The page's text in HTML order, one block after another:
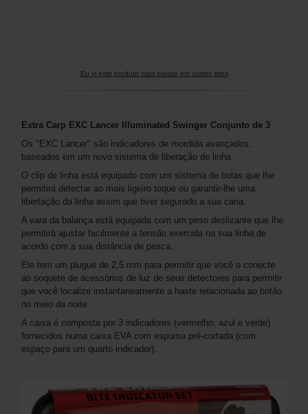
Eu vi este produto mais barato em outros sites
Extra Carp EXC Lancer Illuminated Swinger Conjunto de 3
Os "EXC Lancer" são indicadores de mordida avançados,
baseados em um novo sistema de liberação de linha.
O clip de linha está equipado com um sistema de bolas que lhe
permitirá detectar ao mais ligeiro toque ou garantir-lhe uma
libertação da linha assim que tiver segurado a sua cana.
A vara da balança está equipada com um peso deslizante que lhe
permitirá ajustar facilmente a tensão exercida na sua linha de
acordo com a sua distância de pesca.
Ele tem um plugue de 2,5 mm para permitir que você o conecte
ao soquete de acessórios de luz de seus detectores para permitir
que você localize instantaneamente a haste relacionada ao botão
no meio da noite.
A caixa é composta por 3 indicadores (vermelho, azul e verde)
fornecidos numa caixa EVA com espuma pré-cortada (com
espaço para um quarto indicador).